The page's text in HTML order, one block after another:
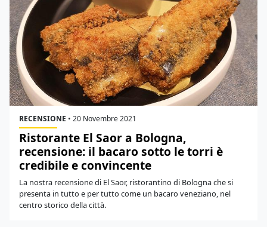
RECENSIONE • 20 Novembre 2021
Ristorante El Saor a Bologna,
recensione: il bacaro sotto le torri è
credibile e convincente
La nostra recensione di El Saor, ristorantino di Bologna che si
presenta in tutto e per tutto come un bacaro veneziano, nel
centro storico della città.